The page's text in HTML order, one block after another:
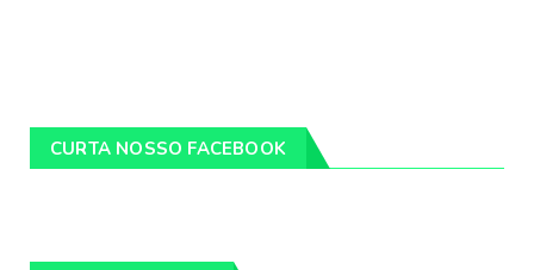
CURTA NOSSO FACEBOOK